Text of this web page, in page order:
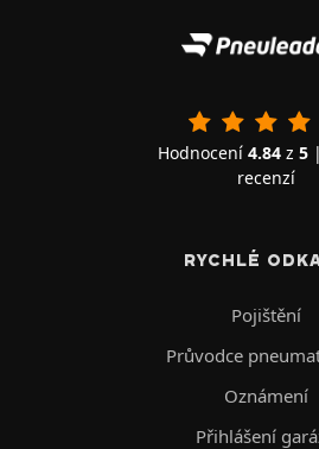
Hodnocení 4.84z 5|
recenzí
RYCHLÉ
Pojištění
Průvodce
Oznámení
Přihlášení